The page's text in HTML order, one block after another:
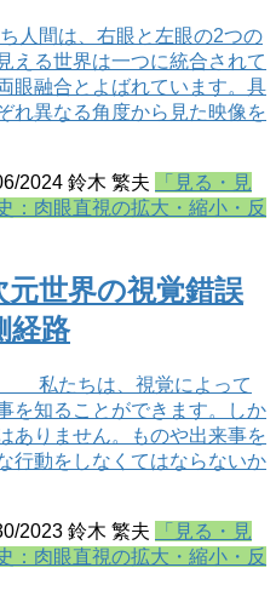
間は、右眼と左眼の2つの
える世界は一つに統合されて
眼融合とよばれています。具
れ異なる角度から見た映像を
2024 鈴木 繁夫
「見る・見
：肉眼直視の拡大・縮小・反
世界の視覚錯誤
経路
私たちは、視覚によって
を知ることができます。しか
ありません。ものや出来事を
行動をしなくてはならないか
2023 鈴木 繁夫
「見る・見
：肉眼直視の拡大・縮小・反